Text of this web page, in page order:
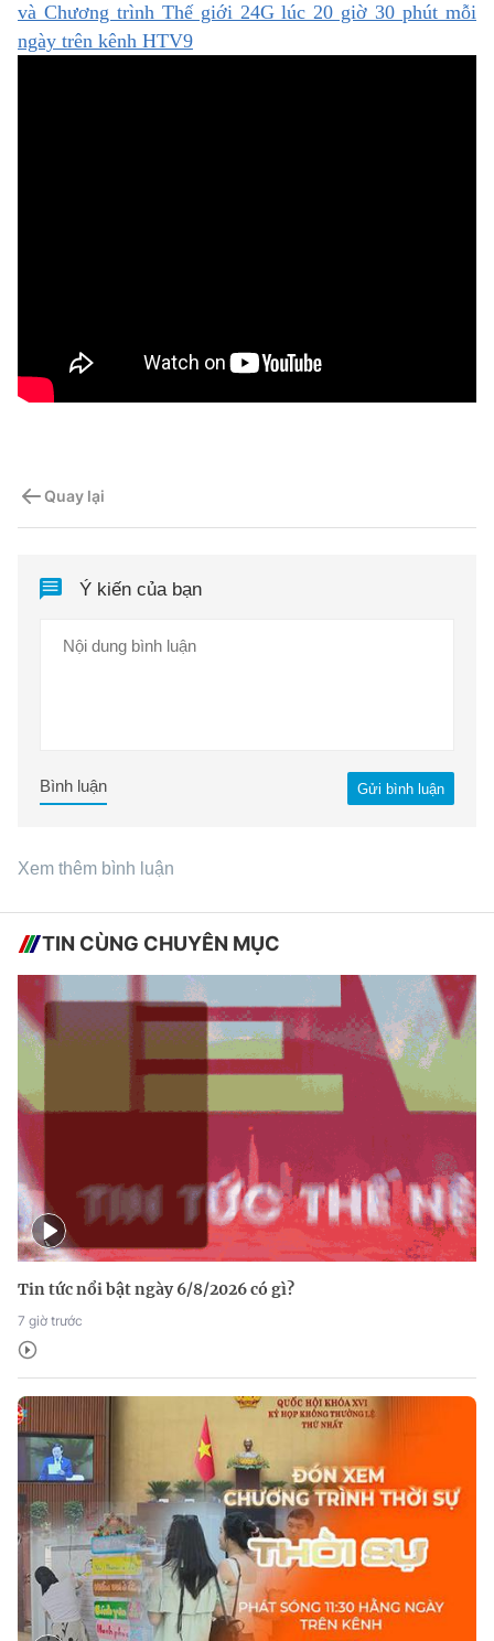
và Chương trình Thế giới 24G lúc 20 giờ 30 phút mỗi
ngày trên kênh HTV9
Quay lại
Ý kiến của bạn
Gửi bình luận
Bình luận
Xem thêm bình luận
TIN CÙNG CHUYÊN MỤC
Tin tức nổi bật ngày 6/8/2026 có gì?
7 giờ trước